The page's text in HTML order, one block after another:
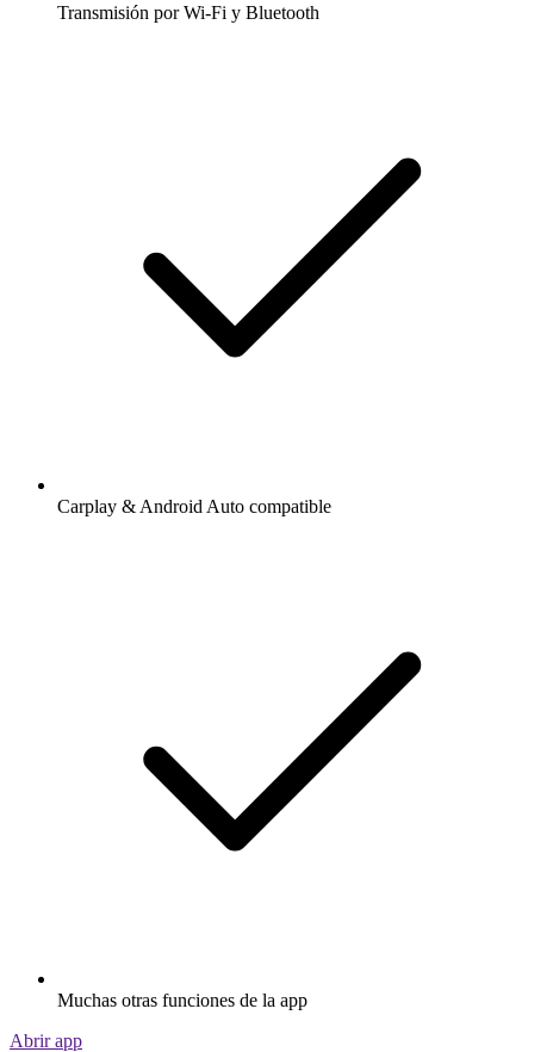
Transmisión por Wi-Fi y Bluetooth
Carplay & Android Auto compatible
Muchas otras funciones de la app
Abrir app